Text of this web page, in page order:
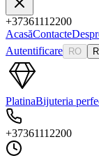
+37361112200
AcasăContacte
Autentificare
RO
PlatinaBijuteria
+37361112200